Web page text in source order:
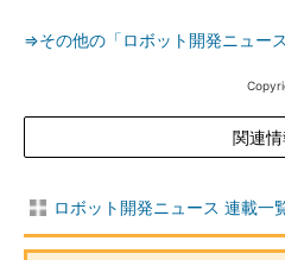
⇒その他の「ロボット開発ニュー
関連情
ロボット開発ニュース 連載一